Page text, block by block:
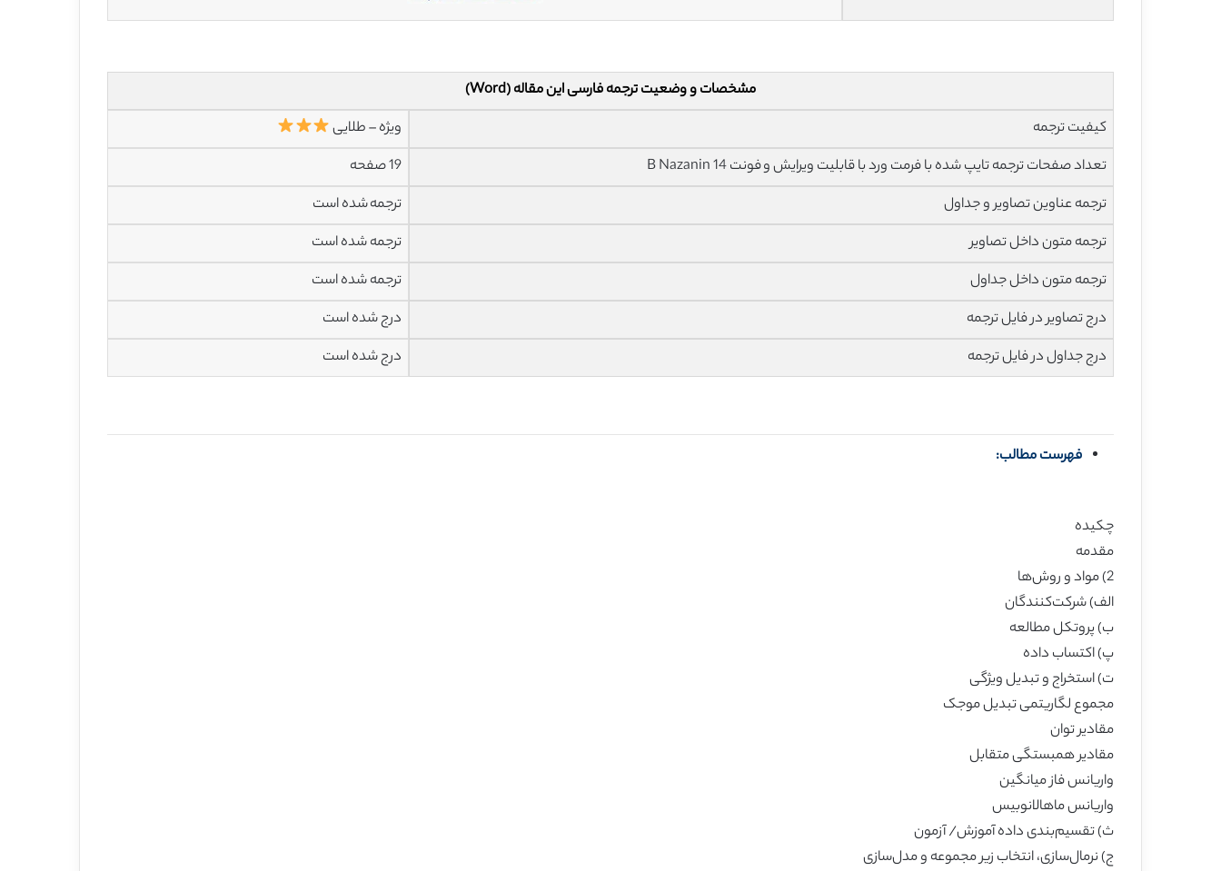
مشخصات و وضعیت ترجمه فارسی این مقاله (Word)
کیفیت ترجمه
ویژه – طلایی
تعداد صفحات ترجمه تایپ شده با فرمت ورد با قابلیت ویرایش و فونت 14 B Nazanin
19 صفحه
ترجمه عناوین تصاویر و جداول
ترجمه شده است
ترجمه متون داخل تصاویر
ترجمه شده است
ترجمه متون داخل جداول
ترجمه شده است
درج تصاویر در فایل ترجمه
درج شده است
درج جداول در فایل ترجمه
درج شده است
فهرست مطالب:
چکیده
مقدمه
2) مواد و روش‌ها
الف) شرکت‌کنندگان
ب) پروتکل مطالعه
پ) اکتساب داده
ت) استخراج و تبدیل ویژگی
مجموع لگاریتمی تبدیل موجک
مقادیر توان
مقادیر همبستگی متقابل
واریانس فاز میانگین
واریانس ماهالانوبیس
ث) تقسیم‌بندی داده آموزش/ آزمون
ج) نرمال‌سازی، انتخاب زیر مجموعه و مدل‌سازی